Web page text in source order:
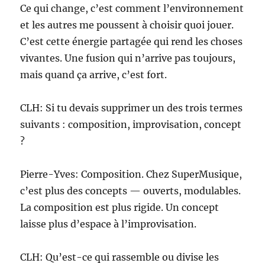
Ce qui change, c’est comment l’environnement
et les autres me poussent à choisir quoi jouer.
C’est cette énergie partagée qui rend les choses
vivantes. Une fusion qui n’arrive pas toujours,
mais quand ça arrive, c’est fort.
CLH: Si tu devais supprimer un des trois termes
suivants : composition, improvisation, concept
?
Pierre-Yves: Composition. Chez SuperMusique,
c’est plus des concepts — ouverts, modulables.
La composition est plus rigide. Un concept
laisse plus d’espace à l’improvisation.
CLH: Qu’est-ce qui rassemble ou divise les